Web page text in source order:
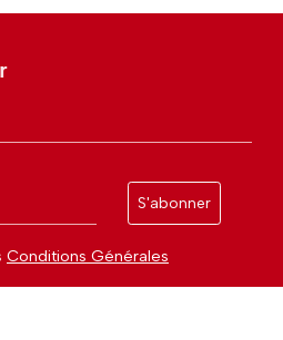
S'abonner
Conditions Générales